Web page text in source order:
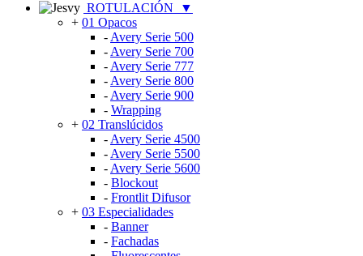
ROTULACIÓN
▼
+ 01 Opacos
- Avery Serie 500
- Avery Serie 700
- Avery Serie 777
- Avery Serie 800
- Avery Serie 900
- Wrapping
+ 02 Translúcidos
- Avery Serie 4500
- Avery Serie 5500
- Avery Serie 5600
- Blockout
- Frontlit Difusor
+ 03 Especialidades
- Banner
- Fachadas